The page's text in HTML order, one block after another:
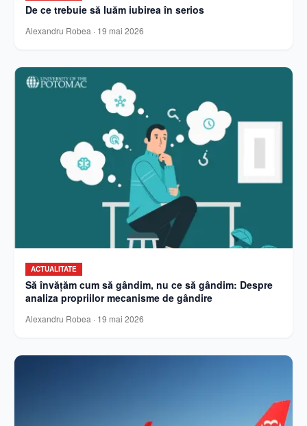
De ce trebuie să luăm iubirea în serios
Alexandru Robea · 19 mai 2026
ACTUALITATE
Să învățăm cum să gândim, nu ce să gândim: Despre
analiza propriilor mecanisme de gândire
Alexandru Robea · 19 mai 2026